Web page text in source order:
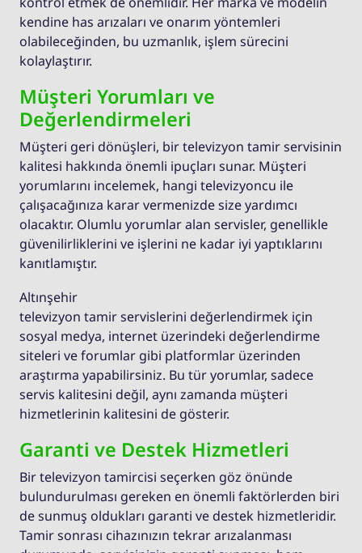
kendine has arızaları ve onarım yöntemleri
olabileceğinden, bu uzmanlık, işlem sürecini
kolaylaştırır.
Müşteri Yorumları ve
Değerlendirmeleri
Müşteri geri dönüşleri, bir televizyon tamir servisinin
kalitesi hakkında önemli ipuçları sunar. Müşteri
yorumlarını incelemek, hangi televizyoncu ile
çalışacağınıza karar vermenizde size yardımcı
olacaktır. Olumlu yorumlar alan servisler, genellikle
güvenilirliklerini ve işlerini ne kadar iyi yaptıklarını
kanıtlamıştır.
Altınşehir
televizyon tamir servislerini değerlendirmek için
sosyal medya, internet üzerindeki değerlendirme
siteleri ve forumlar gibi platformlar üzerinden
araştırma yapabilirsiniz. Bu tür yorumlar, sadece
servis kalitesini değil, aynı zamanda müşteri
hizmetlerinin kalitesini de gösterir.
Garanti ve Destek Hizmetleri
Bir televizyon tamircisi seçerken göz önünde
bulundurulması gereken en önemli faktörlerden biri
de sunmuş oldukları garanti ve destek hizmetleridir.
Tamir sonrası cihazınızın tekrar arızalanması